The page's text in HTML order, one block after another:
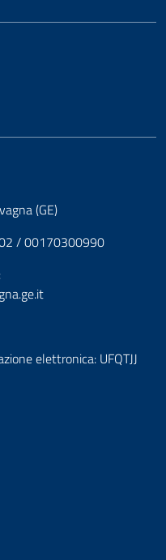
(GE)
/ 00170300990
elettronica: UFQTJJ